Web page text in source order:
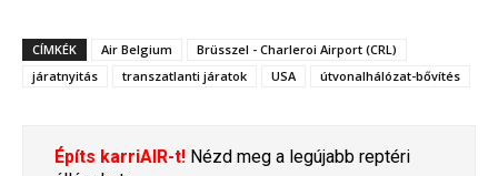
CÍMKÉK Air Belgium
Brüsszel - Charleroi Airport (CRL)
járatnyitás
transzatlanti járatok USA útvonalhálózat-bővítés
Építs karriAIR-t! Nézd meg a legújabb reptéri